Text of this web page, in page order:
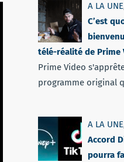
A LA UNE
C’est
télé-réalité de Prime
Prime Video
programme original
A LA UNE
Accord
pourra